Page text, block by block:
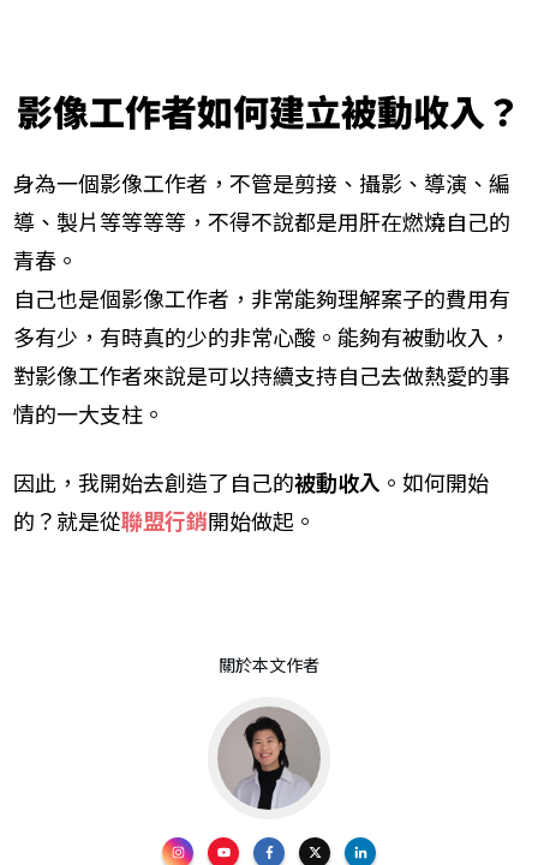
影像工作者如何建立被動收入？
身為一個影像工作者，不管是剪接、攝影、導演、編
導、製片等等等等，不得不說都是用肝在燃燒自己的
青春。
自己也是個影像工作者，非常能夠理解案子的費用有
多有少，有時真的少的非常心酸。能夠有被動收入，
對影像工作者來說是可以持續支持自己去做熱愛的事
情的一大支柱。
因此，我開始去創造了自己的被動收入 。如何開始
的？就是從聯盟行銷開始做起。
關於本文作者